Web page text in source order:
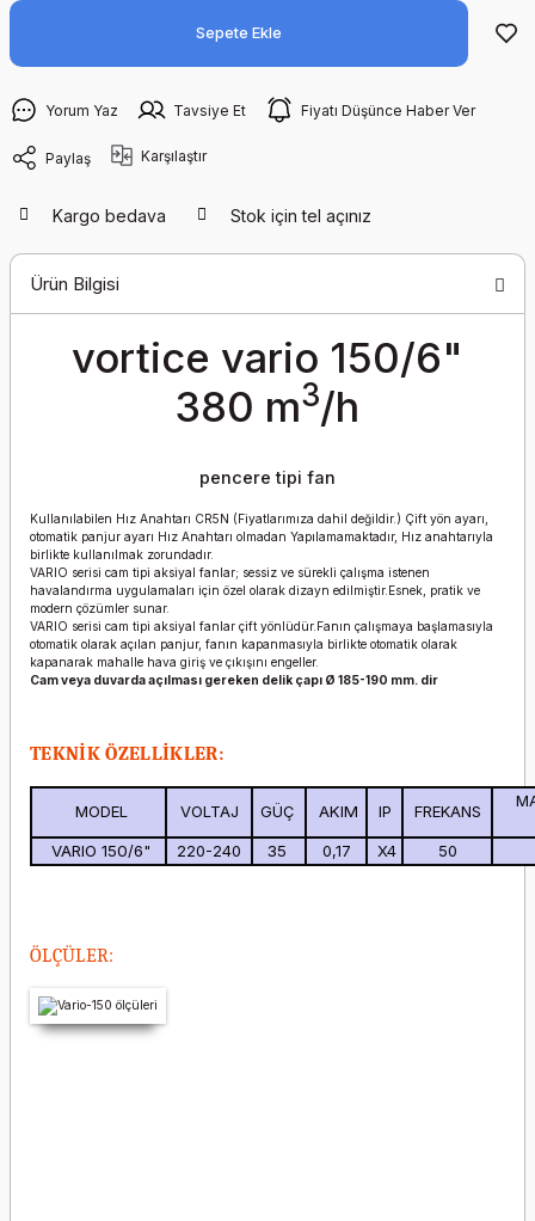
Sepete Ekle
Yorum Yaz Tavsiye Et Fiyatı Düşünce Haber Ver
Paylaş Karşılaştır
Kargo bedava Stok için tel açınız
Ürün Bilgisi
vortice vario 150/6"
380 m3/h
pencere tipi fan
Kullanılabilen Hız Anahtarı CR5N (Fiyatlarımıza dahil değildir.) Çift yön ayarı,
otomatik panjur ayarı Hız Anahtarı olmadan Yapılamamaktadır, Hız anahtarıyla
birlikte kullanılmak zorundadır.
VARIO serisi cam tipi aksiyal fanlar; sessiz ve sürekli çalışma istenen
havalandırma uygulamaları için özel olarak dizayn edilmiştir.Esnek, pratik ve
modern çözümler sunar.
VARIO serisi cam tipi aksiyal fanlar çift yönlüdür.Fanın çalışmaya başlamasıyla
otomatik olarak açılan panjur, fanın kapanmasıyla birlikte otomatik olarak
kapanarak mahalle hava giriş ve çıkışını engeller.
Cam veya duvarda açılması gereken delik çapı Ø 185-190 mm. dir
TEKNİK ÖZELLİKLER:
MODEL VOLTAJ GÜÇ AKIM IP FREKANS
VARIO 150/6" 220-240 35 0,17 X4 50
ÖLÇÜLER: